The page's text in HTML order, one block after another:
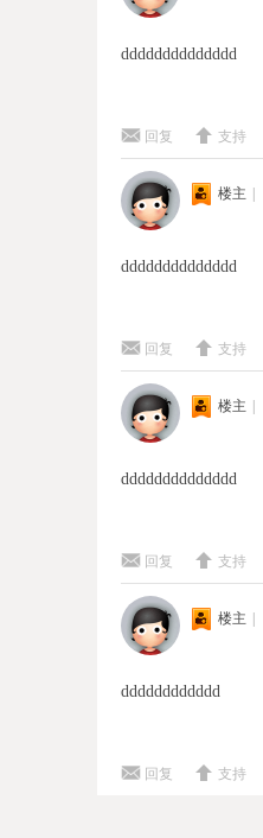
dddddddddddddd
回复 支持
楼主 |
dddddddddddddd
回复 支持
楼主 |
dddddddddddddd
回复 支持
楼主 |
dddddddddddd
回复 支持